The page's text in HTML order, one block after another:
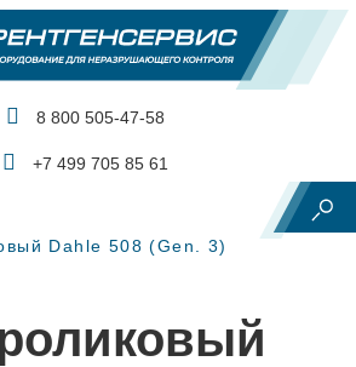
8 800 505-47-58
+7 499 705 85 61
контроль
Резаки
Dahle 508 (Gen. 3)